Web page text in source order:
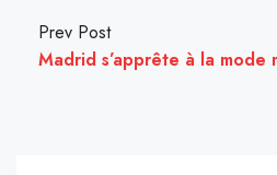
Prev Post
Madrid s’apprête à la mode